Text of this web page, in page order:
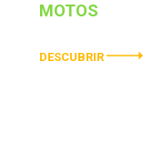
MOTOS
DESCUBRIR